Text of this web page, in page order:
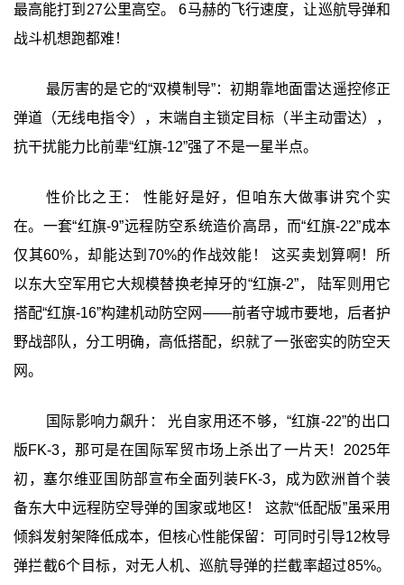
最高能打到27公里高空。 6马赫的飞行速度，让巡航导弹和
战斗机想跑都难！
最厉害的是它的“双模制导”：初期靠地面雷达遥控修正
弹道（无线电指令），末端自主锁定目标（半主动雷达），
抗干扰能力比前辈“红旗-12”强了不是一星半点。
性价比之王： 性能好是好，但咱东大做事讲究个实
在。一套“红旗-9”远程防空系统造价高昂，而“红旗-22”成本
仅其60%，却能达到70%的作战效能！ 这买卖划算啊！所
以东大空军用它大规模替换老掉牙的“红旗-2”， 陆军则用它
搭配“红旗-16”构建机动防空网——前者守城市要地，后者护
野战部队，分工明确，高低搭配，织就了一张密实的防空天
网。
国际影响力飙升： 光自家用还不够，“红旗-22”的出口
版FK-3，那可是在国际军贸市场上杀出了一片天！2025年
初，塞尔维亚国防部宣布全面列装FK-3，成为欧洲首个装
备东大中远程防空导弹的国家或地区！ 这款“低配版”虽采用
倾斜发射架降低成本，但核心性能保留：可同时引导12枚导
弹拦截6个目标，对无人机、巡航导弹的拦截率超过85%。